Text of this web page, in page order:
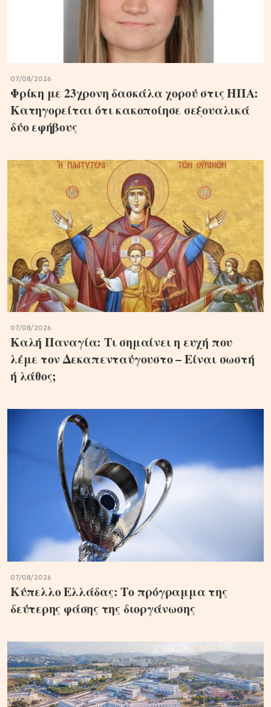
07/08/2026
Φρίκη με 23χρονη δασκάλα χορού στις ΗΠΑ:
Κατηγορείται ότι κακοποίησε σεξουαλικά
δύο εφήβους
07/08/2026
Καλή Παναγία: Τι σημαίνει η ευχή που
λέμε τον Δεκαπενταύγουστο – Είναι σωστή
ή λάθος;
07/08/2026
Κύπελλο Ελλάδας: Το πρόγραμμα της
δεύτερης φάσης της διοργάνωσης